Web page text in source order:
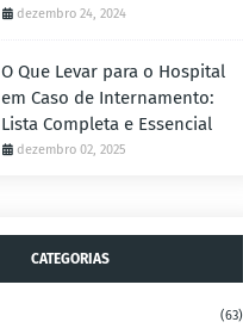
dezembro 24, 2024
O Que Levar para o Hospital
em Caso de Internamento:
Lista Completa e Essencial
dezembro 02, 2025
CATEGORIAS
(63)